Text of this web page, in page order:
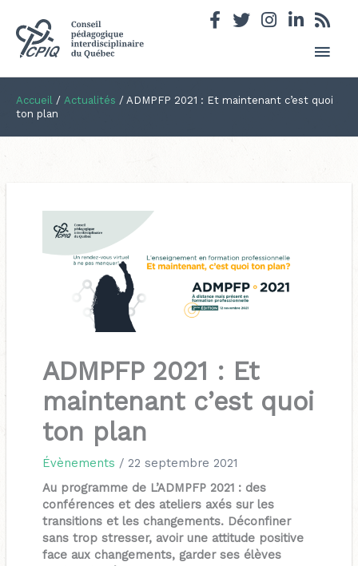
Accueil / Actualités / ADMPFP 2021 : Et maintenant c’est quoi
ton plan
ADMPFP 2021 : Et
maintenant c’est quoi
ton plan
Évènements / 22 septembre 2021
Au programme de L’ADMPFP 2021 : des
conférences et des ateliers axés sur les
transitions et les changements. Déconfiner
sans trop stresser, avoir une attitude positive
face aux changements, garder ses élèves